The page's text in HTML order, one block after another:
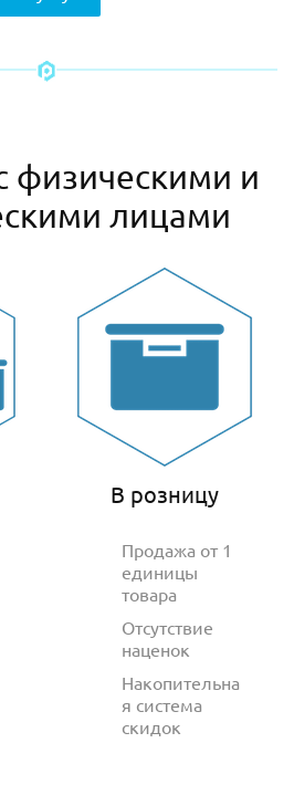
физическими и
лицами
В розницу
Продажа от 1
единицы
товара
Отсутствие
наценок
Накопительна
я система
скидок